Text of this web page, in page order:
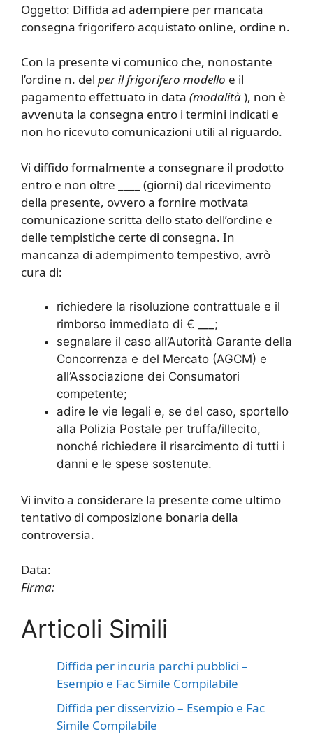
Oggetto: Diffida ad adempiere per mancata
consegna frigorifero acquistato online, ordine n.
Con la presente vi comunico che, nonostante
l’ordine n. del per il frigorifero modello e il
pagamento effettuato in data (modalità), non è
avvenuta la consegna entro i termini indicati e
non ho ricevuto comunicazioni utili al riguardo.
Vi diffido formalmente a consegnare il prodotto
entro e non oltre ____ (giorni) dal ricevimento
della presente, ovvero a fornire motivata
comunicazione scritta dello stato dell’ordine e
delle tempistiche certe di consegna. In
mancanza di adempimento tempestivo, avrò
cura di:
richiedere la risoluzione contrattuale e il
rimborso immediato di € ___;
segnalare il caso all’Autorità Garante della
Concorrenza e del Mercato (AGCM) e
all’Associazione dei Consumatori
competente;
adire le vie legali e, se del caso, sportello
alla Polizia Postale per truffa/illecito,
nonché richiedere il risarcimento di tutti i
danni e le spese sostenute.
Vi invito a considerare la presente come ultimo
tentativo di composizione bonaria della
controversia.
Data:
Firma:
Articoli Simili
Diffida per incuria parchi pubblici –
Esempio e Fac Simile Compilabile
Diffida per disservizio – Esempio e Fac
Simile Compilabile